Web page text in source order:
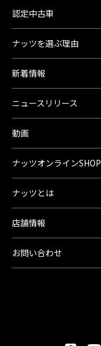
認定中古車
ナッツを選ぶ理由
新着情報
ニュースリリース
動画
ナッツオンラインSHOP
ナッツとは
店舗情報
お問い合わせ